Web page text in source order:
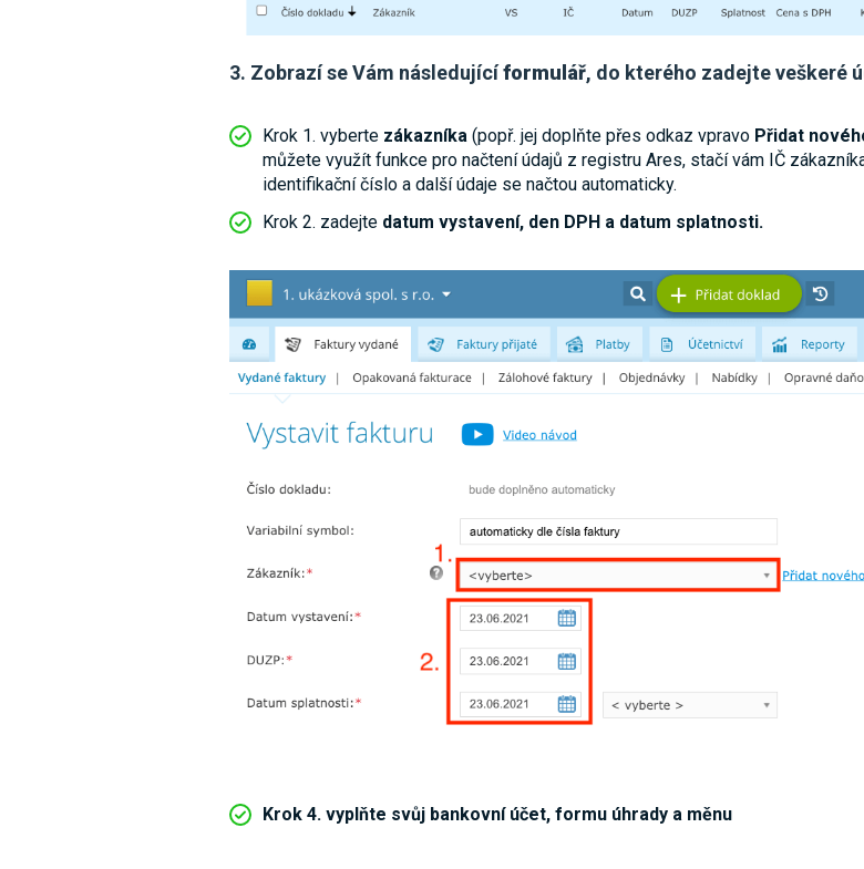
3. Zobrazí se Vám následujícíformulář, do kterého zadejte veškeré
Krok 1. vyberte zákazníka (popř. jej doplňte přes odkaz vpravo Přidat
můžete využít funkce pro načtení údajů z registru Ares, stačí vám IČ
identifikační číslo a další údaje se načtou automaticky.
Krok 2. zadejte datum vystavení, den DPH a datum splatnosti.
Krok 4. vyplňte svůj bankovní účet, formu úhrady a měnu